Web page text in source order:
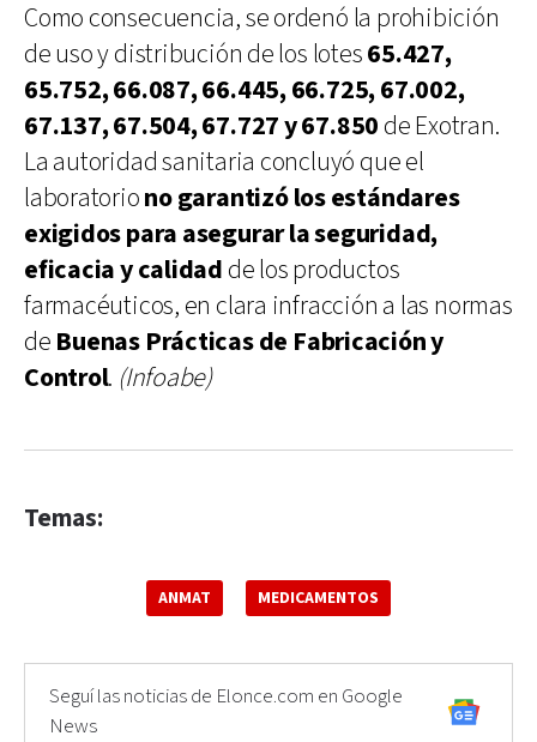
Como consecuencia, se ordenó la prohibición
de uso y distribución de los lotes65.427,
65.752, 66.087, 66.445, 66.725, 67.002,
67.137, 67.504, 67.727 y 67.850 de Exotran.
La autoridad sanitaria concluyó que el
laboratoriono garantizó los estándares
exigidos para asegurar la seguridad,
eficacia y calidad de los productos
farmacéuticos, en clara infracción a las normas
de Buenas Prácticas de Fabricación y
Control. (Infoabe)
Temas:
ANMAT MEDICAMENTOS
Seguí las noticias de Elonce.com en Google
News